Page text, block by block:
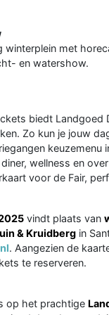
winterplein met
en watershow.
biedt Landgoed
Zo kun je jouw
wellness en
voor de Fair,
vindt plaats van
& Kruidberg in
. Aangezien de
te reserveren.
op het prachtige